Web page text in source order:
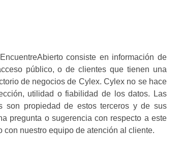
consiste en información de
público, o de clientes que tienen una
de negocios de Cylex. Cylex no se hace
utilidad o fiabilidad de los datos. Las
son propiedad de estos terceros y de sus
pregunta o sugerencia con respecto a este
con nuestro equipo de atención al cliente.